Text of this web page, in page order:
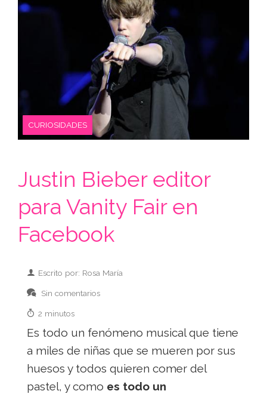
CURIOSIDADES
Justin Bieber editor
para Vanity Fair en
Facebook
Escrito por: Rosa María
Sin comentarios
2 minutos
Es todo un fenómeno musical que tiene
a miles de niñas que se mueren por sus
huesos y todos quieren comer del
pastel, y como es todo un